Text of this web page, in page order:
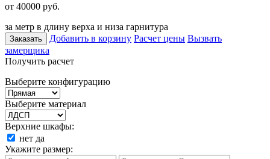
от 40000 руб.
за метр в длину верха и низа гарнитура
Заказать Добавить в корзину Расчет цены Вызвать
замерщика
Получить расчет
Выберите конфигурацию
Выберите материал
Верхние шкафы:
нет да
Укажите размер: